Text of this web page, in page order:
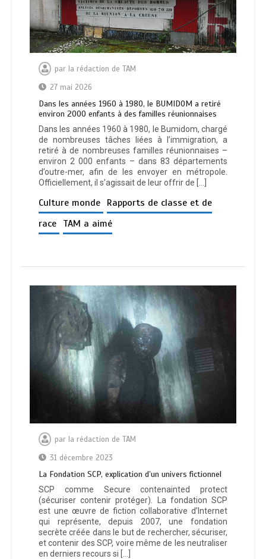
par la rédaction de TAM
27 mai 2026
Dans les années 1960 à 1980, le BUMIDOM a retiré
environ 2000 enfants à des familles réunionnaises
Dans les années 1960 à 1980, le Bumidom, chargé
de nombreuses tâches liées à l’immigration, a
retiré à de nombreuses familles réunionnaises –
environ 2 000 enfants – dans 83 départements
d’outre-mer, afin de les envoyer en métropole.
Officiellement, il s’agissait de leur offrir de […]
Culture monde Rapports de classe et de
race TAM a aimé
par la rédaction de TAM
31 décembre 2023
La Fondation SCP, explication d’un univers fictionnel
SCP comme Secure contenainted protect
(sécuriser contenir protéger). La fondation SCP
est une œuvre de fiction collaborative d’Internet
qui représente, depuis 2007, une fondation
secrète créée dans le but de rechercher, sécuriser,
et contenir des SCP, voire même de les neutraliser
en derniers recours si […]